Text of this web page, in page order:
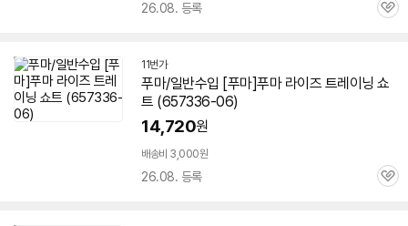
26.08. 등록
관
11번가
푸마/일반수입 [푸마]푸마 라이즈 트레이닝 쇼
트 (657336-06)
14,720원
배송비 3,000원
26.08. 등록
관